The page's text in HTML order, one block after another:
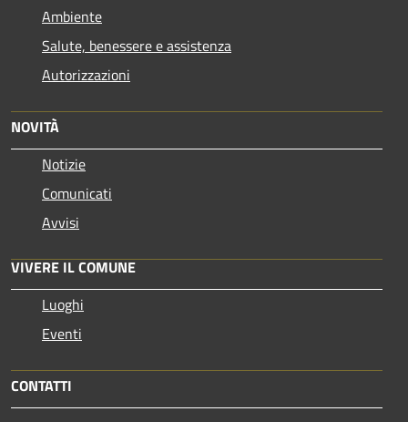
Ambiente
Salute, benessere e assistenza
Autorizzazioni
NOVITÀ
Notizie
Comunicati
Avvisi
VIVERE IL COMUNE
Luoghi
Eventi
CONTATTI